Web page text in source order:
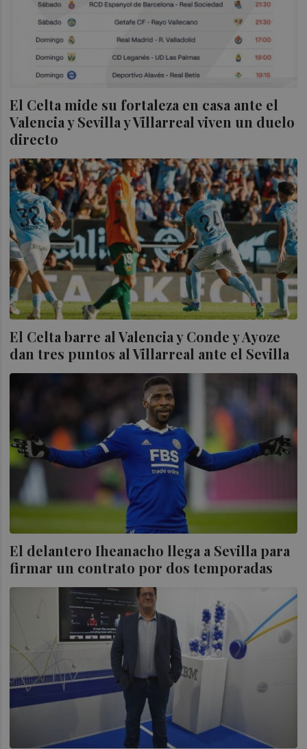
El Celta mide su fortaleza en casa ante el
Valencia y Sevilla y Villarreal viven un duelo
directo
El Celta barre al Valencia y Conde y Ayoze
dan tres puntos al Villarreal ante el Sevilla
El delantero Iheanacho llega a Sevilla para
firmar un contrato por dos temporadas